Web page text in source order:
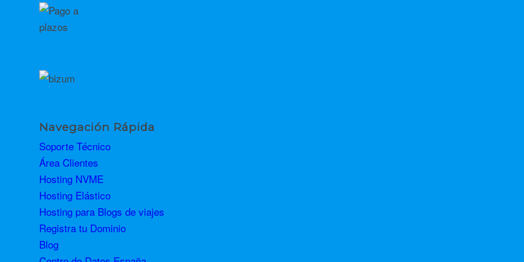
Navegación Rápida
Soporte Técnico
Área Clientes
Hosting NVME
Hosting Elástico
Hosting para Blogs de viajes
Registra tu Dominio
Blog